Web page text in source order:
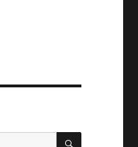
SEARCH